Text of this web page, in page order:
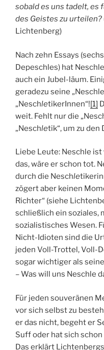
sobald es uns tadelt, es
des Geistes zu urteilen?
Lichtenberg)
Nach zehn Essays
Depeschles) hat
auch ein Jubel-läum.
geradezu seine
„NeschletikerInnen“![1]
weit. Fehlt nur die
„Neschletik“, um zu
Liebe Leute: Neschle
das, wäre er schon tot.
durch die Neschle
zögert aber keinen
Richter“ (siehe
schließlich ein soziales,
sozialistisches Wesen.
Nicht-Idioten sind die
jeden Voll-Trottel, Voll-
sogar wichtiger als
– Was will uns Neschle
Für jeden souveränen
vor sich selbst zu
er das nicht, begeht er
Suff oder hat sich
Das erklärt